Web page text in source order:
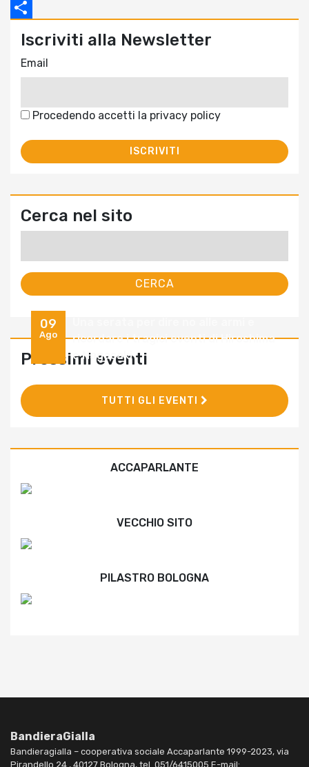
Twitter
Iscriviti alla Newsletter
Email
Procedendo accetti la privacy policy
Cerca nel sito
Prossimi eventi
09
Ago
ricordare i tragici eventi di Hiroshima
e Nagasaki
TUTTI GLI EVENTI
ACCAPARLANTE
VECCHIO SITO
PILASTRO BOLOGNA
BandieraGialla
Bandieragialla – cooperativa sociale Accaparlante 1999-2023, via
Pirandello 24 , 40127 Bologna, tel. 051/6415005 E-mail: